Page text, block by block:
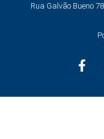
Rua Galvão Bueno